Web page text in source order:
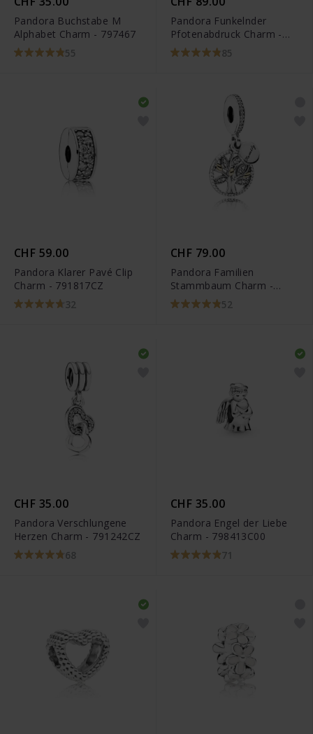
Pandora Buchstabe M
Alphabet Charm - 797467
55
Pandora Funkelnder
Pfotenabdruck Charm -
791714CZ 85
CHF 59.00
Pandora Klarer Pavé Clip
Charm - 791817CZ
32
CHF 79.00
Pandora Familien
Stammbaum Charm -
791728CZ 52
CHF 35.00
Pandora Verschlungene
Herzen Charm - 791242CZ
68
CHF 35.00
Pandora Engel der Liebe
Charm - 798413C00
71